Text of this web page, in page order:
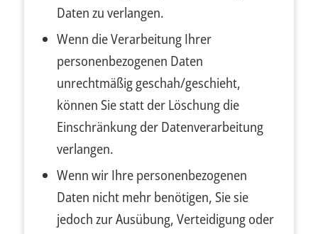
Daten zu verlangen.
Wenn die Verarbeitung Ihrer
personenbezogenen Daten
unrechtmäßig geschah/geschieht,
können Sie statt der Löschung die
Einschränkung der Datenverarbeitung
verlangen.
Wenn wir Ihre personenbezogenen
Daten nicht mehr benötigen, Sie sie
jedoch zur Ausübung, Verteidigung oder